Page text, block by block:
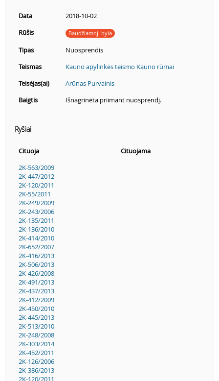
Data
2018-10-02
Rūšis
Baudžiamoji byla
Tipas
Nuosprendis
Teismas
Kauno apylinkės teismo Kauno rūmai
Teisėjas(ai)
Arūnas Purvainis
Baigtis
Išnagrinėta priimant nuosprendį.
Ryšiai
Cituoja
Cituojama
2K-563/2009
2K-447/2012
2K-120/2011
2K-55/2011
2K-249/2009
2K-243/2006
2K-135/2011
2K-136/2010
2K-414/2010
2K-652/2007
2K-416/2013
2K-506/2013
2K-426/2008
2K-491/2013
2K-437/2013
2K-412/2009
2K-450/2010
2K-445/2013
2K-513/2010
2K-248/2008
2K-303/2014
2K-452/2011
2K-126/2006
2K-386/2013
2K-120/2011